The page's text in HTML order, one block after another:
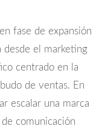
fase de expansión
desde el marketing
centrado en la
de ventas. En
escalar una marca
comunicación